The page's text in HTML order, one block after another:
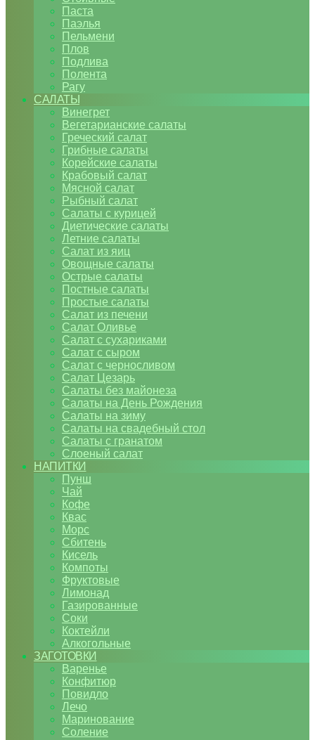
Паста
Паэлья
Пельмени
Плов
Подлива
Полента
Рагу
САЛАТЫ
Винегрет
Вегетарианские салаты
Греческий салат
Грибные салаты
Корейские салаты
Крабовый салат
Мясной салат
Рыбный салат
Салаты с курицей
Диетические салаты
Летние салаты
Салат из яиц
Овощные салаты
Острые салаты
Постные салаты
Простые салаты
Салат из печени
Салат Оливье
Салат с сухариками
Салат с сыром
Салат с черносливом
Салат Цезарь
Салаты без майонеза
Салаты на День Рождения
Салаты на зиму
Салаты на свадебный стол
Салаты с гранатом
Слоеный салат
НАПИТКИ
Пунш
Чай
Кофе
Квас
Морс
Сбитень
Кисель
Компоты
Фруктовые
Лимонад
Газированные
Соки
Коктейли
Алкогольные
ЗАГОТОВКИ
Варенье
Конфитюр
Повидло
Лечо
Маринование
Соление